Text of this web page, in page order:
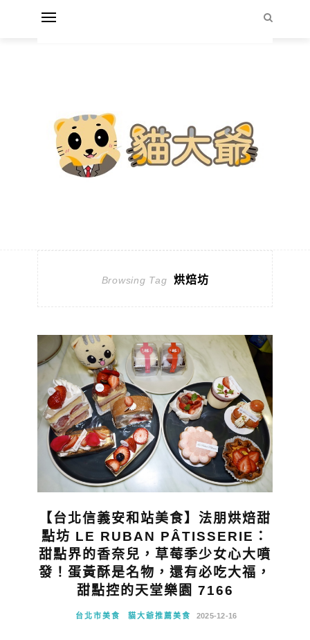
Browsing Tag 烘焙坊
【台北信義安和站美食】法朋烘焙甜
點坊 LE RUBAN PÂTISSERIE：
甜點界的香奈兒，草莓季少女心大噴
發！蛋黃酥是名物，還有必吃大福，
甜點控的天堂樂園 7166
台北市美食 貓大爺推薦美食 2025-12-16